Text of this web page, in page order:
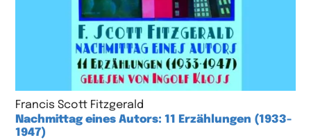
Francis Scott Fitzgerald
Nachmittag eines Autors: 11 Erzählungen (1933-
1947)